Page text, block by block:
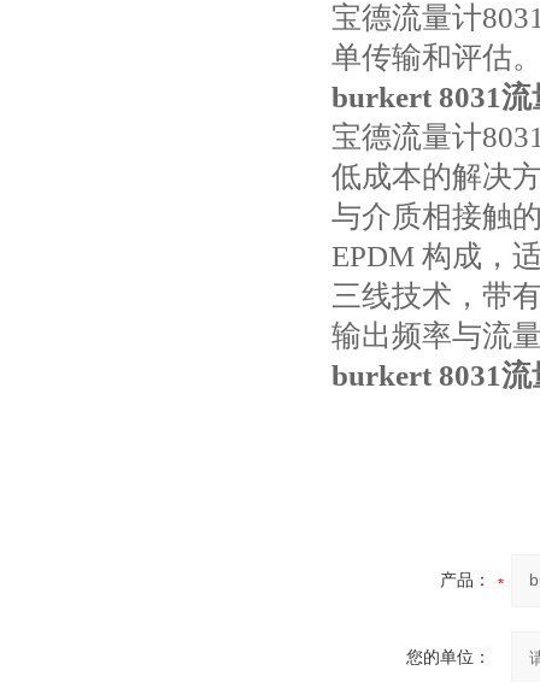
宝德流量计
单传输和评估
burkert 8031流
宝德流量计
低成本的解决
与介质相接触
EPDM 构成，
三线技术，带
输出频率与流
burkert 8031流
产品：
您的单位：